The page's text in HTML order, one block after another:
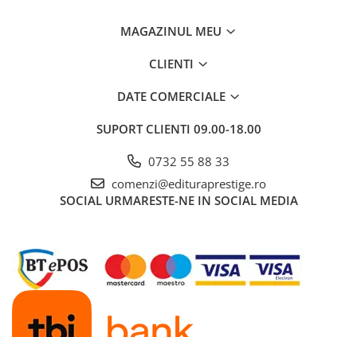
MAGAZINUL MEU
CLIENTI
DATE COMERCIALE
SUPORT CLIENTI 09.00-18.00
0732 55 88 33
comenzi@edituraprestige.ro
SOCIAL URMARESTE-NE IN SOCIAL MEDIA